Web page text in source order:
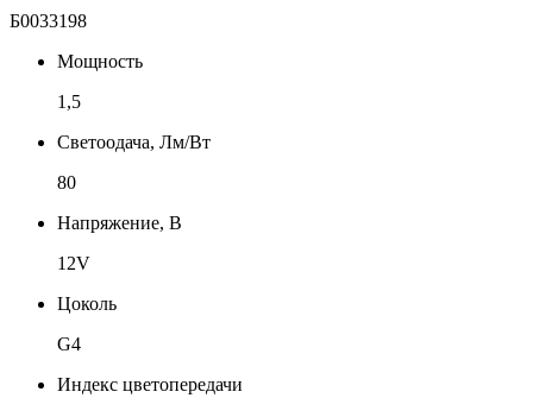
Б0033198
Мощность
1,5
Светоодача, Лм/Вт
80
Напряжение, В
12V
Цоколь
G4
Индекс цветопередачи